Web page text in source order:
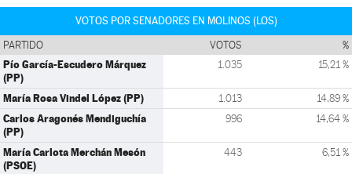
VOTOS POR SENADORES EN MOLINOS (LOS)
PARTIDO VOTOS %
Pío García-Escudero Márquez
(PP)
1.035 15,21 %
María Rosa Vindel López (PP) 1.013 14,89 %
Carlos Aragonés Mendiguchía
(PP)
996 14,64 %
María Carlota Merchán Mesón
(PSOE)
443 6,51 %